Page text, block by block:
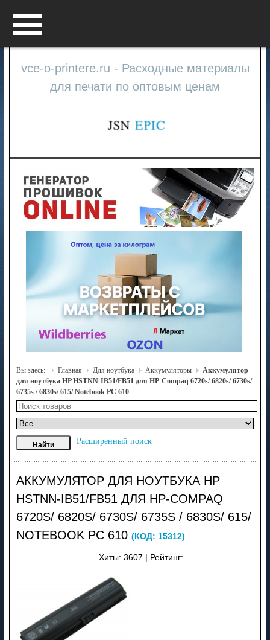
vce-o-printere.ru - Расходные материалы
для печати по оптовым ценам
Вы здесь: Главная Для ноутбука Аккумуляторы
Аккумулятор
для ноутбука HP HSTNN-IB51/FB51 для HP-Compaq 6720s/ 6820s/ 6730s/
6735s / 6830s/ 615/ Notebook PC 610
Расширенный поиск
АККУМУЛЯТОР ДЛЯ НОУТБУКА HP
HSTNN-IB51/FB51 ДЛЯ HP-COMPAQ
6720S/ 6820S/ 6730S/ 6735S / 6830S/ 615/
NOTEBOOK PC 610 (КОД: 15312)
Хиты: 3607 Рейтинг: